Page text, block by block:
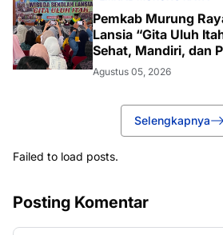
Pemkab Murung
Lansia “Gita Uluh
Sehat, Mandiri, dan
Agustus 05, 2026
Selengkapnya
Failed to load posts.
Posting Komentar